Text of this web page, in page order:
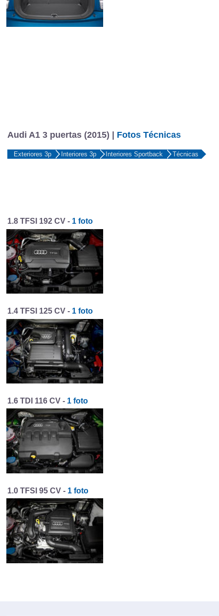
Audi A1 3 puertas (2015) | Fotos Técnicas
Exteriores 3p Interiores 3p Interiores Sportback Técnicas
1.8 TFSI 192 CV - 1 foto
1.4 TFSI 125 CV - 1 foto
1.6 TDI 116 CV - 1 foto
1.0 TFSI 95 CV - 1 foto